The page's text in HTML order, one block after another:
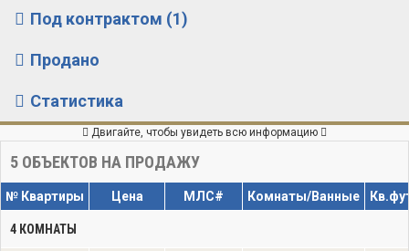
Под контрактом (1)
Продано
Статистика
Двигайте, чтобы увидеть всю информацию
5 ОБЪЕКТОВ НА ПРОДАЖУ
№ Квартиры Цена МЛС# Комнаты/Ванные
4 КОМНАТЫ